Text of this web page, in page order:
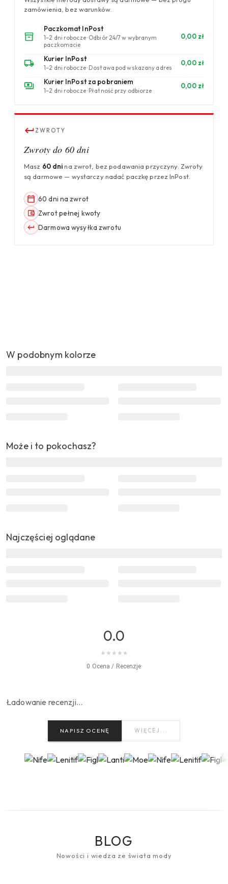
zamówienia, bez warunków.
Paczkomat InPost
1–2 dni robocze · Odbiór 24/7 w wybranym
paczkomacie
0,00 zł
Kurier InPost
1–2 dni robocze · Dostawa pod wskazany adres
0,00 zł
Kurier InPost za pobraniem
1–2 dni robocze · Płatność przy odbiorze
0,00 zł
ZWROTY
Zwroty do 60 dni
Masz 60 dnina zwrot, bez podawania przyczyny. Zwroty
są darmowe — wystarczy nadać paczkę przez InPost.
60 dni na zwrot
Zwrot pełnej kwoty
Darmowa wysyłka zwrotu
W podobnym kolorze
Może i to pokochasz?
Najczęściej oglądane
0.0
★ ★ ★ ★ ★
0 Ocena / Recenzje
Ładowanie recenzji…
NAPISZ OCENĘ WIĘCEJ...
BLOG
Nowości i wiedza ze świata mody